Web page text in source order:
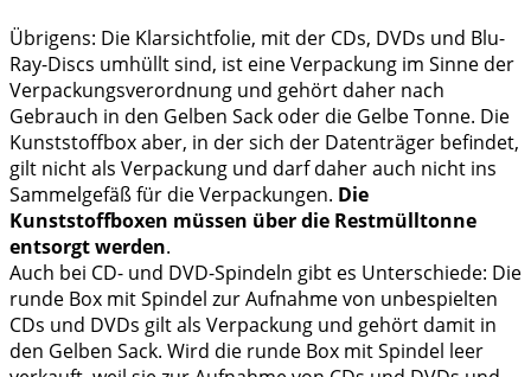
Übrigens: Die Klarsichtfolie, mit der CDs, DVDs und Blu-
Ray-Discs umhüllt sind, ist eine Verpackung im Sinne der
Verpackungsverordnung und gehört daher nach
Gebrauch in den Gelben Sack oder die Gelbe Tonne. Die
Kunststoffbox aber, in der sich der Datenträger befindet,
gilt nicht als Verpackung und darf daher auch nicht ins
Sammelgefäß für die Verpackungen. Die
Kunststoffboxen müssen über die Restmülltonne
entsorgt werden.
Auch bei CD- und DVD-Spindeln gibt es Unterschiede: Die
runde Box mit Spindel zur Aufnahme von unbespielten
CDs und DVDs gilt als Verpackung und gehört damit in
den Gelben Sack. Wird die runde Box mit Spindel leer